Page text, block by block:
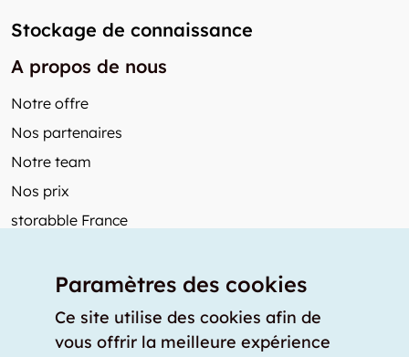
Stockage de connaissance
A propos de nous
Notre offre
Nos partenaires
Notre team
Nos prix
storabble France
Articles de presse
Comment calculer la capacité d'un garde-meuble?
Paramètres des cookies
Ce site utilise des cookies afin de
vous offrir la meilleure expérience